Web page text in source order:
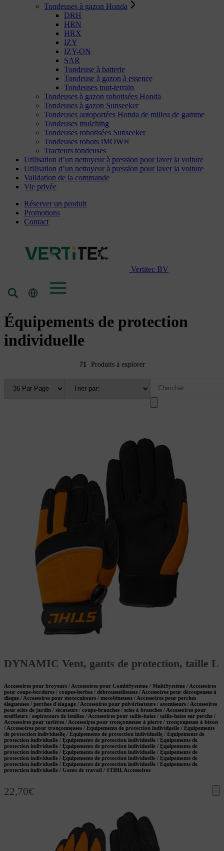
Tondeuses à gazon Honda
DRH
HRN
HRX
IZY
IZY-ON
SAR
Tondeuse à batterie
Tondeuse à gazon à essence
Tondeuses tout-terrain
Tondeuses à gazon robotisées Honda
Tondeuses à gazon Sunseeker
Tondeuses autoportées Honda de milieu de gamme
Tondeuses mulching
Tondeuses robotisées Sunseeker
Tondeuses robots iMOW®
Tracteurs tondeuses
Utilisation d’un nettoyeur à pression pour laver la voiture
Utilisation d’un nettoyeur à pression pour laver la voiture
Validation de la commande
Vie privée
Réserver un produit
Promotions
Contact
Vertitec BV
Équipements de protection
individuelle
71 Produits à explorer
DYNAMIC Vent, gants de protection, taille L
Accessoires pour broyeurs / Accessoires pour CombiSystème / MultiSystème / Accessoires
pour coupe-bordures / coupes-herbes / débroussailleuses / Accessoires pour découpeuses à
disque / Accessoires pour motoculteurs / motobineuses / Accessoires pour perches
élagueuses / perches d'élagage / Accessoires pour pulvérisateurs / atomiseurs / Accessoires
pour scies de jardin / sécateurs / coupe-branches / scies à branches / Accessoires pour
souffleurs / aspirateurs de feuilles / Accessoires pour taille-haies / taille-haies sur perche /
Accessoires pour tarières / Accessoires pour tronçonneuse à pierre / tronçonneuse à béton
/ Accessoires pour tronçonneuses / Équipements de protection individuelle / Équipements
de protection individuelle / Équipements de protection individuelle / Équipements de
protection individuelle / Équipements de protection individuelle / Équipements de
protection individuelle / Équipements de protection individuelle / Équipements de
protection individuelle / Équipements de protection individuelle / Équipements de
protection individuelle / Équipements de protection individuelle / Équipements de
protection individuelle / Équipements de protection individuelle / Équipements de
protection individuelle / Gants de travail / STIHL Accessoires
22,70€